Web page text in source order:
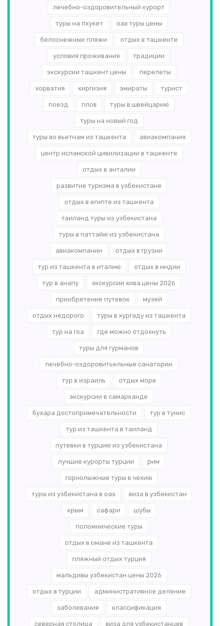
лечебно-оздоровительный курорт
туры на пхукет оаэ туры цены
белоснежные пляжи отдых в ташкенте
условия проживания традиции
экскурсии ташкент цены перелеты
хорватия киргизия эмираты турист
поезд плов туры в швейцарию
туры на новый год
туры во вьетнам из ташкента авиакомпания
центр исламской цивилизации в ташкенте
отдых в анталии
развитие туризма в узбекистане
отдых в египте из ташкента
таиланд туры из узбекистана
туры в паттайю из узбекистана
авиакомпании отдых в грузии
тур из ташкента в италию отдых в индии
тур в анапу экскурсии хива цены 2026
приобретение путевок музей
отдых недорого туры в хургаду из ташкента
тур на гоа где можно отдохнуть
туры для гурманов
лечебно-оздоровитьельные санатории
тур в израиль отдых море
экскурсии в самарканде
бухара достопримечательности тур в тунис
тур из ташкента в таиланд
путевки в турцию из узбекистана
лучшие курорты турции рим
горнолыжные туры в чехию
туры из узбекистана в оаэ виза в узбекистан
крым сафари шубы
поломнические туры
отдых в омане из ташкента
пляжный отдых турция
мальдивы узбекистан цены 2026
отдых в турции административное деление
заболевания классификация
северная столица виза для узбекистанцев